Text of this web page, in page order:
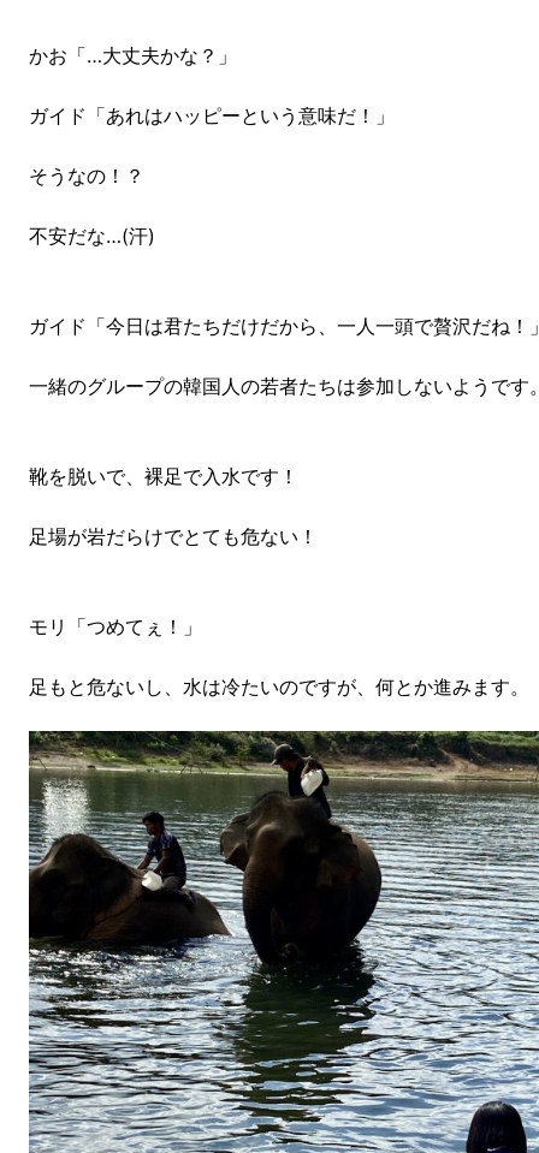
かお「…大丈夫かな？」
ガイド「あれはハッピーという意味だ！」
そうなの！？
不安だな…(汗)
ガイド「今日は君たちだけだから、一人一頭で贅沢だね！
一緒のグループの韓国人の若者たちは参加しないようです
靴を脱いで、裸足で入水です！
足場が岩だらけでとても危ない！
モリ「つめてぇ！」
足もと危ないし、水は冷たいのですが、何とか進みます。